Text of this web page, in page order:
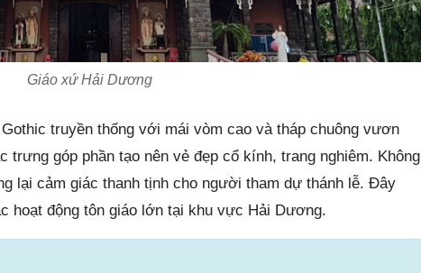
Giáo xứ Hải Dương
truyền thống với mái vòm cao và tháp chuông vươn
trưng góp phần tạo nên vẻ đẹp cổ kính, trang nghiêm. Không
lại cảm giác thanh tịnh cho người tham dự thánh lễ. Đây
hoạt động tôn giáo lớn tại khu vực Hải Dương.